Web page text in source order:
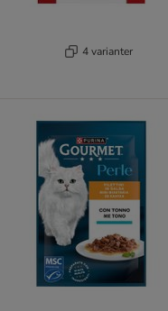
4 varianter